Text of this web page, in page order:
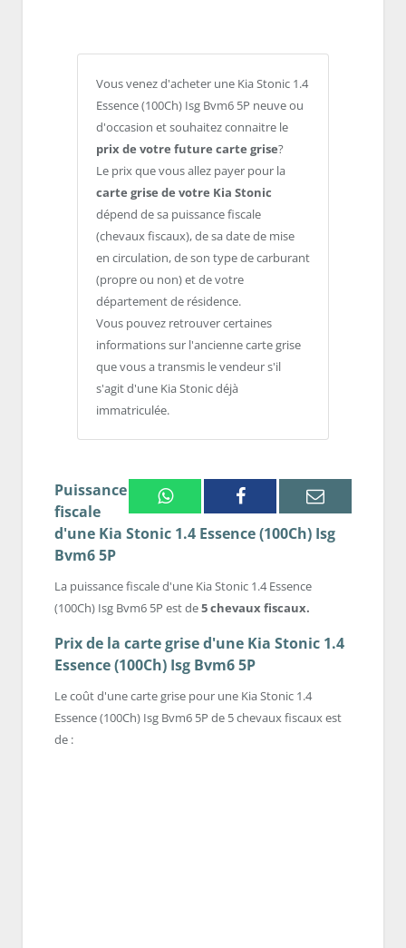
Vous venez d'acheter une Kia Stonic 1.4
Essence (100Ch) Isg Bvm6 5P neuve ou
d'occasion et souhaitez connaitre le
prix de votre future carte grise?
Le prix que vous allez payer pour la
carte grise de votre Kia Stonic
dépend de sa puissance fiscale
(chevaux fiscaux), de sa date de mise
en circulation, de son type de carburant
(propre ou non) et de votre
département de résidence.
Vous pouvez retrouver certaines
informations sur l'ancienne carte grise
que vous a transmis le vendeur s'il
s'agit d'une Kia Stonic déjà
immatriculée.
WhatsappFacebook Email
Puissance
fiscale
d'une Kia Stonic 1.4 Essence (100Ch) Isg
Bvm6 5P
La puissance fiscale d'une Kia Stonic 1.4 Essence
(100Ch) Isg Bvm6 5P est de5 chevaux fiscaux.
Prix de la carte grise d'une Kia Stonic 1.4
Essence (100Ch) Isg Bvm6 5P
Le coût d'une carte grise pour une Kia Stonic 1.4
Essence (100Ch) Isg Bvm6 5P de 5 chevaux fiscaux est
de :